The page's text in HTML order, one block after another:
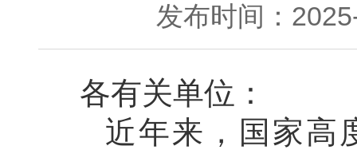
发布时间：
各有关单位：
近年来，国家高